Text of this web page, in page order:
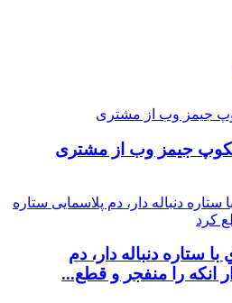
جیمز وب از مشتری
ستاره دنباله دار، دم
انکه را منفجر و قطع...